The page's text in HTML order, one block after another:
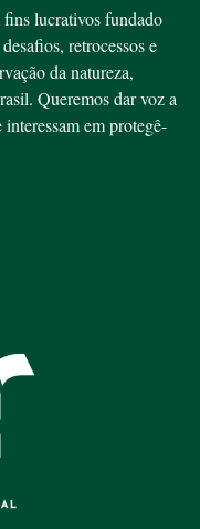
lucrativos fundado
retrocessos e
da natureza,
Queremos dar voz a
interessam em protegê-